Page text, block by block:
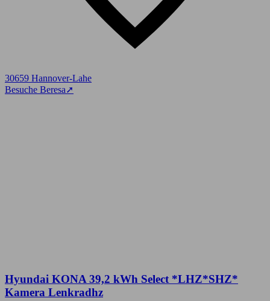
30659 Hannover-Lahe
Besuche Beresa➚
Hyundai KONA 39,2 kWh Select *LHZ*SHZ*
Kamera Lenkradhz